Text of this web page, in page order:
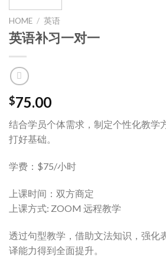
HOME / 英语
英语补习一对一
$75.00
结合学员个体需求，制定个性化教学
打好基础。
学费：$75/小时
上课时间：双方商定
上课方式: ZOOM 远程教学
透过句型教学，借助文法知识，强化
译能力得到全面提升。